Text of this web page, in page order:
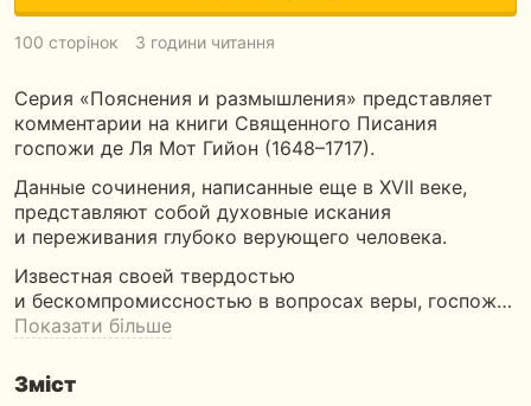
100 сторінок 3 години читання
Серия «Пояснения и размышления» представляет
комментарии на книги Священного Писания
госпожи де Ля Мот Гийон (1648–1717).
Данные сочинения, написанные еще в XVII веке,
представляют собой духовные искания
и переживания глубоко верующего человека.
Известная своей твердостью
и бескомпромиссностью в вопросах веры, госпож…
Показати більше
Зміст